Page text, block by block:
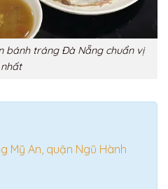
bánh tráng Đà Nẵng chuẩn vị
nhất
Mỹ An, quận Ngũ Hành